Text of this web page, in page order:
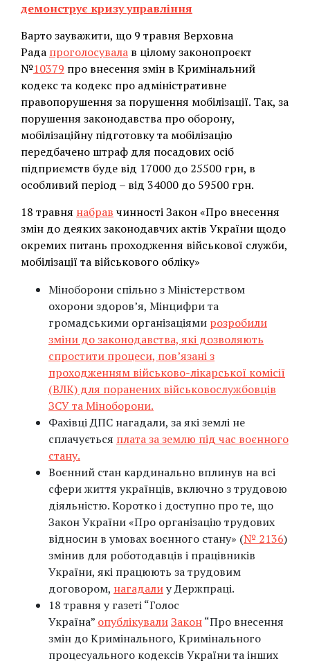
демонструє кризу управління
Варто зауважити, що 9 травня Верховна
Рада проголосувала в цілому законопроєкт
№10379 про внесення змін в Кримінальний
кодекс та кодекс про адміністративне
правопорушення за порушення мобілізації. Так, за
порушення законодавства про оборону,
мобілізаційну підготовку та мобілізацію
передбачено штраф для посадових осіб
підприємств буде від 17000 до 25500 грн, в
особливий період – від 34000 до 59500 грн.
18 травня набрав чинності Закон «Про внесення
змін до деяких законодавчих актів України щодо
окремих питань проходження військової служби,
мобілізації та військового обліку»
Міноборони спільно з Міністерством
охорони здоров’я, Мінцифри та
громадськими організаціями розробили
зміни до законодавства, які дозволяють
спростити процеси, пов’язані з
проходженням військово-лікарської комісії
(ВЛК) для поранених військовослужбовців
ЗСУ та Міноборони.
Фахівці ДПС нагадали, за які землі не
сплачується плата за землю під час воєнного
стану.
Воєнний стан кардинально вплинув на всі
сфери життя українців, включно з трудовою
діяльністю. Коротко і доступно про те, що
Закон України «Про організацію трудових
відносин в умовах воєнного стану» (№ 2136)
змінив для роботодавців і працівників
України, які працюють за трудовим
договором, нагадалиу Держпраці.
18 травня у газеті “Голос
Україна” опублікувалиЗакон“Про внесення
змін до Кримінального, Кримінального
процесуального кодексів України та інших